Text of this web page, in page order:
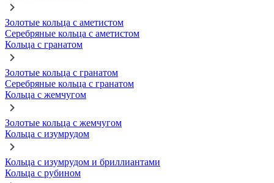
Золотые кольца с аметистом
Серебряные кольца с аметистом
Кольца с гранатом
Золотые кольца с гранатом
Серебряные кольца с гранатом
Кольца с жемчугом
Золотые кольца с жемчугом
Кольца с изумрудом
Кольца с изумрудом и бриллиантами
Кольца с рубином